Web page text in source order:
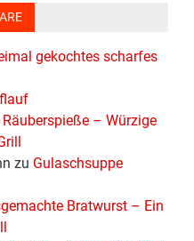
gekochtes scharfes
Räuberspieße – Würzige
zu Gulaschsuppe
Bratwurst – Ein